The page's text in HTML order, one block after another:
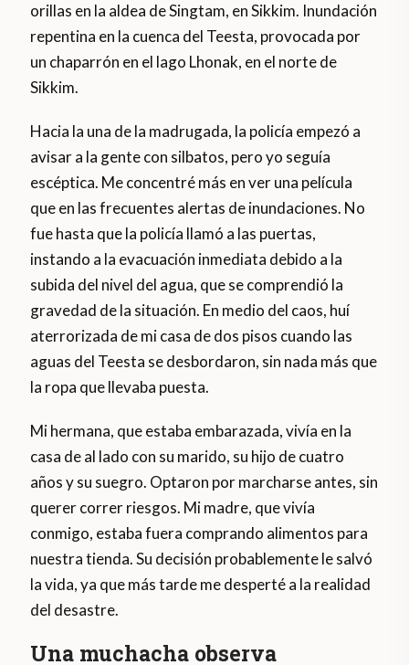
orillas en la aldea de Singtam, en Sikkim. Inundación
repentina en la cuenca del Teesta, provocada por
un chaparrón en el lago Lhonak, en el norte de
Sikkim.
Hacia la una de la madrugada, la policía empezó a
avisar a la gente con silbatos, pero yo seguía
escéptica. Me concentré más en ver una película
que en las frecuentes alertas de inundaciones. No
fue hasta que la policía llamó a las puertas,
instando a la evacuación inmediata debido a la
subida del nivel del agua, que se comprendió la
gravedad de la situación. En medio del caos, huí
aterrorizada de mi casa de dos pisos cuando las
aguas del Teesta se desbordaron, sin nada más que
la ropa que llevaba puesta.
Mi hermana, que estaba embarazada, vivía en la
casa de al lado con su marido, su hijo de cuatro
años y su suegro. Optaron por marcharse antes, sin
querer correr riesgos. Mi madre, que vivía
conmigo, estaba fuera comprando alimentos para
nuestra tienda. Su decisión probablemente le salvó
la vida, ya que más tarde me desperté a la realidad
del desastre.
Una muchacha observa